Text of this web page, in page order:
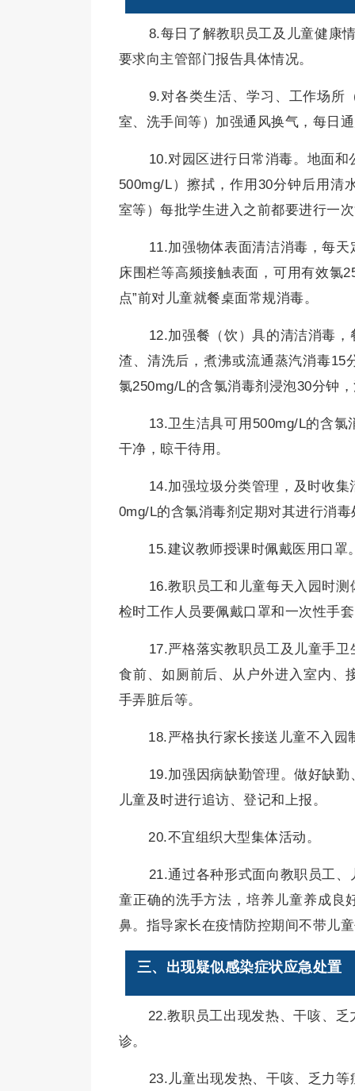
8.每日了解教职员工及儿童健康
要求向主管部门报告具体情况。
9.对各类生活、学习、工作场所
室、洗手间等）加强通风换气，每日
10.对园区进行日常消毒。地面
500mg/L）擦拭，作用30分钟后用清
室等）每批学生进入之前都要进行一
11.加强物体表面清洁消毒，每
床围栏等高频接触表面，可用有效氯
点”前对儿童就餐桌面常规消毒。
12.加强餐（饮）具的清洁消毒
渣、清洗后，煮沸或流通蒸汽消毒15
氯250mg/L的含氯消毒剂浸泡30分钟
13.卫生洁具可用500mg/L的含
干净，晾干待用。
14.加强垃圾分类管理，及时收
0mg/L的含氯消毒剂定期对其进行消毒
15.建议教师授课时佩戴医用口罩
16.教职员工和儿童每天入园时
检时工作人员要佩戴口罩和一次性手
17.严格落实教职员工及儿童手
食前、如厕前后、从户外进入室内、
手弄脏后等。
18.严格执行家长接送儿童不入园
19.加强因病缺勤管理。做好缺
儿童及时进行追访、登记和上报。
20.不宜组织大型集体活动。
21.通过各种形式面向教职员工
童正确的洗手方法，培养儿童养成良
鼻。指导家长在疫情防控期间不带儿
三、出现疑似感染症状应急处置
22.教职员工出现发热、干咳、
诊。
23.儿童出现发热、干咳、乏力